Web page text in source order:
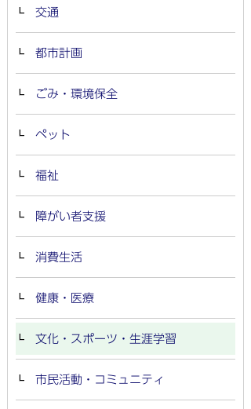
交通
都市計画
ごみ・環境保全
ペット
福祉
障がい者支援
消費生活
健康・医療
文化・スポーツ・生涯学習
市民活動・コミュニティ